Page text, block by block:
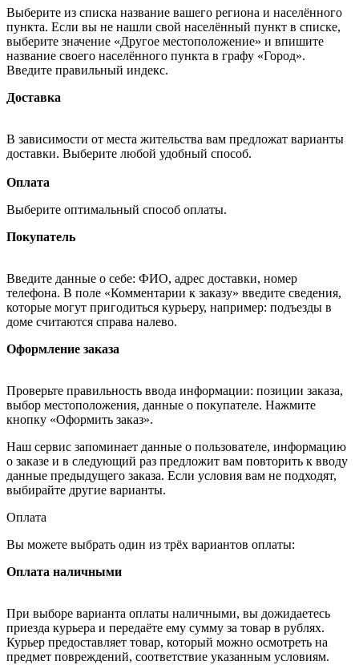
Выберите из списка название вашего региона и населённого
пункта. Если вы не нашли свой населённый пункт в списке,
выберите значение «Другое местоположение» и впишите
название своего населённого пункта в графу «Город».
Введите правильный индекс.
Доставка
В зависимости от места жительства вам предложат варианты
доставки. Выберите любой удобный способ.
Оплата
Выберите оптимальный способ оплаты.
Покупатель
Введите данные о себе: ФИО, адрес доставки, номер
телефона. В поле «Комментарии к заказу» введите сведения,
которые могут пригодиться курьеру, например: подъезды в
доме считаются справа налево.
Оформление заказа
Проверьте правильность ввода информации: позиции заказа,
выбор местоположения, данные о покупателе. Нажмите
кнопку «Оформить заказ».
Наш сервис запоминает данные о пользователе, информацию
о заказе и в следующий раз предложит вам повторить к вводу
данные предыдущего заказа. Если условия вам не подходят,
выбирайте другие варианты.
Оплата
Вы можете выбрать один из трёх вариантов оплаты:
Оплата наличными
При выборе варианта оплаты наличными, вы дожидаетесь
приезда курьера и передаёте ему сумму за товар в рублях.
Курьер предоставляет товар, который можно осмотреть на
предмет повреждений, соответствие указанным условиям.